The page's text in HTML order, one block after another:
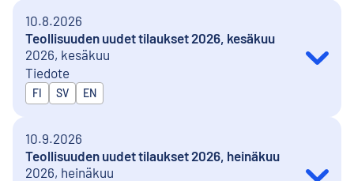
10.8.2026
Teollisuuden uudet tilaukset 2026, kesäkuu
2026, kesäkuu
Tiedote
Julkaistaan kielillä
FI SV EN
10.9.2026
Teollisuuden uudet tilaukset 2026, heinäkuu
2026, heinäkuu